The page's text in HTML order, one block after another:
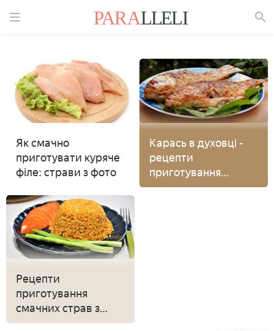
Як смачно
приготувати куряче
філе: страви з фото
Карась в духовці -
рецепти
приготування
смачної риби
Рецепти
приготування
смачних страв з
булгуром